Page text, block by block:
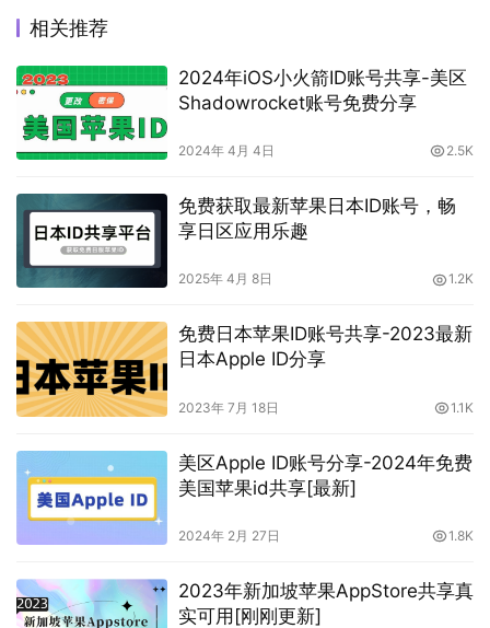
相关推荐
2024年iOS小火箭ID账号共享-美区
Shadowrocket账号免费分享
2024年 4月 4日 2.5K
免费获取最新苹果日本ID账号，畅
享日区应用乐趣
2025年 4月 8日 1.2K
免费日本苹果ID账号共享-2023最新
日本Apple ID分享
2023年 7月 18日 1.1K
美区Apple ID账号分享-2024年免费
美国苹果id共享[最新]
2024年 2月 27日 1.8K
2023年新加坡苹果AppStore共享真
实可用[刚刚更新]